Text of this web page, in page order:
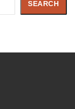
SEARCH